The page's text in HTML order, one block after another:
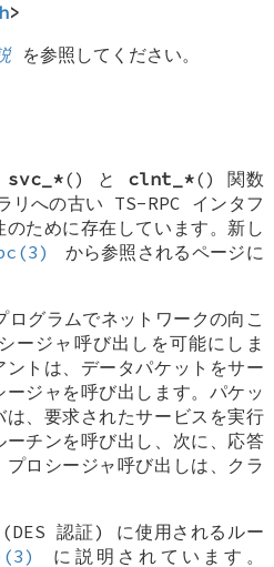
>
を参照してください。
svc_*() と clnt_*() 関数
リへの古い TS-RPC インタフ
ために存在しています。新し
から参照されるページに
グラムでネットワークの向こ
ージャ呼び出しを可能にしま
トは、データパケットをサー
ジャを呼び出します。パケッ
は、要求されたサービスを実行
チンを呼び出し、次に、応答
ロシージャ呼び出しは、クラ
認証) に使用されるルー
に説明されています。